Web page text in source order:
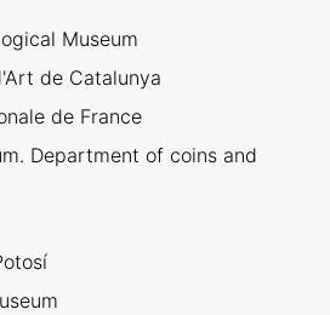
Museum
de Catalunya
de France
Department of coins and